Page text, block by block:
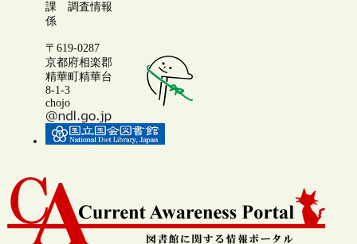
課 調査情報
係
〒619-0287
京都府相楽郡
精華町精華台
8-1-3
chojo